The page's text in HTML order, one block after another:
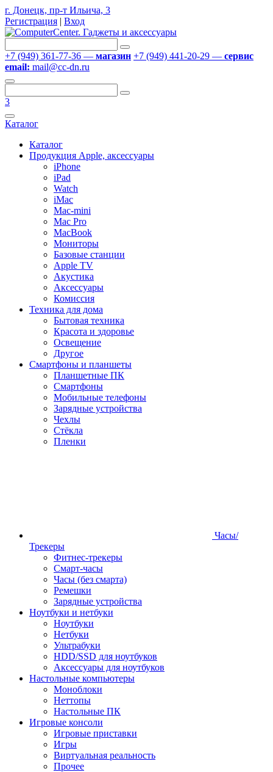
г. Донецк, пр-т Ильича, 3
Регистрация | Вход
+7 (949) 361-77-36 — магазин +7 (949) 441-20-29 — сервис
email: mail@cc-dn.ru
3
Каталог
Каталог
Продукция Apple, аксессуары
iPhone
iPad
Watch
iMac
Mac-mini
Mac Pro
MacBook
Мониторы
Базовые станции
Apple TV
Акустика
Аксессуары
Комиссия
Техника для дома
Бытовая техника
Красота и здоровье
Освещение
Другое
Смартфоны и планшеты
Планшетные ПК
Смартфоны
Мобильные телефоны
Зарядные устройства
Чехлы
Стёкла
Пленки
Часы/
Трекеры
Фитнес-трекеры
Смарт-часы
Часы (без смарта)
Ремешки
Зарядные устройства
Ноутбуки и нетбуки
Ноутбуки
Нетбуки
Ультрабуки
HDD/SSD для ноутбуков
Аксессуары для ноутбуков
Настольные компьютеры
Моноблоки
Неттопы
Настольные ПК
Игровые консоли
Игровые приставки
Игры
Виртуальная реальность
Прочее